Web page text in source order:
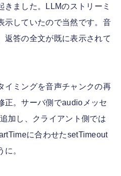
きました。LLMのストリーミ
示していたので当然です。音
返答の全文が既に表示されて
イミングを音声チャンクの再
正。サーバ側でaudioメッセ
加し、クライアント側では
に合わせたsetTimeout
。